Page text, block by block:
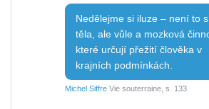
Nedělejme si iluze – není to
těla, ale vůle a mozková
které určují přežití člověka v
krajních podmínkách.
Michel Siffre Vie souterraine, s. 133